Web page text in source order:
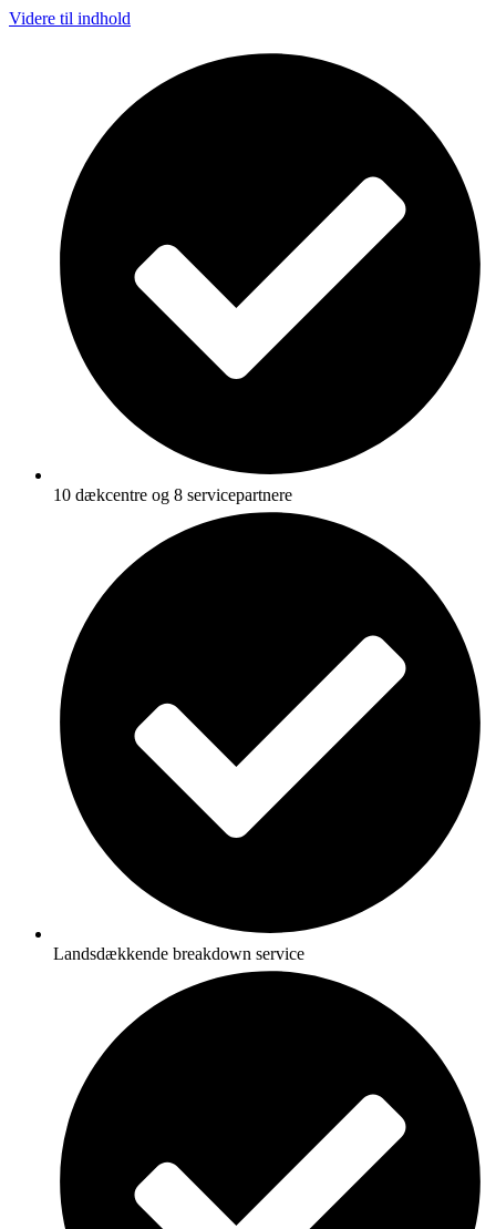
Videre til indhold
10 dækcentre og 8 servicepartnere
Landsdækkende breakdown service